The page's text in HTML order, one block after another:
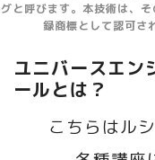
グと呼びます。本技術は、
録商標として認可
ユニバースエン
ールとは？
こちらはル